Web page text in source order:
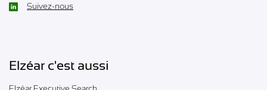
Suivez-nous
Elzéar c'est aussi